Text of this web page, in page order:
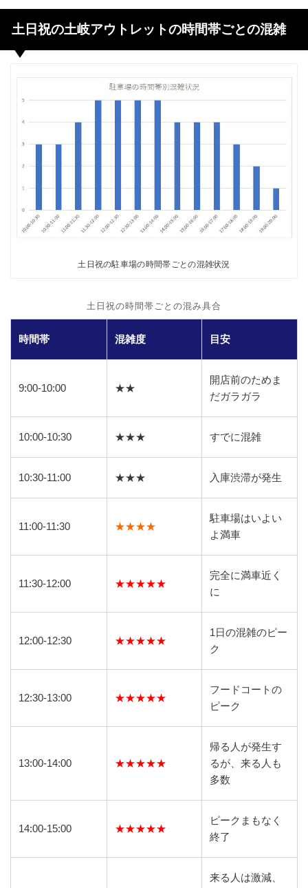
土日祝の土岐アウトレットの時間帯ごとの混雑
土日祝の駐車場の時間帯ごとの混雑状況
土日祝の時間帯ごとの混み具合
時間帯 混雑度 目安
9:00-10:00 ★★
開店前のためま
だガラガラ
10:00-10:30 ★★★ すでに混雑
10:30-11:00 ★★★ 入庫渋滞が発生
11:00-11:30 ★★★★
駐車場はいよい
よ満車
11:30-12:00 ★★★★★
完全に満車近く
に
12:00-12:30 ★★★★★
1日の混雑のピー
ク
12:30-13:00 ★★★★★
フードコートの
ピーク
13:00-14:00 ★★★★★
帰る人が発生す
るが、来る人も
多数
14:00-15:00 ★★★★★
ピークまもなく
終了
来る人は激減、